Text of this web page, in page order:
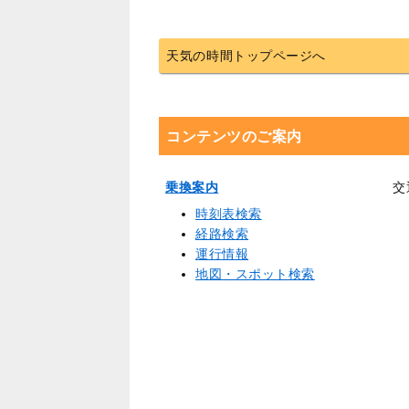
天気の時間トップページへ
コンテンツのご案内
乗換案内
時刻表検索
経路検索
運行情報
地図・スポット検索
交